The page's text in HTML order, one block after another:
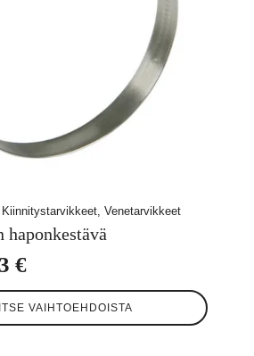
Venetarvikkeet
€
VAIHTOEHDOISTA